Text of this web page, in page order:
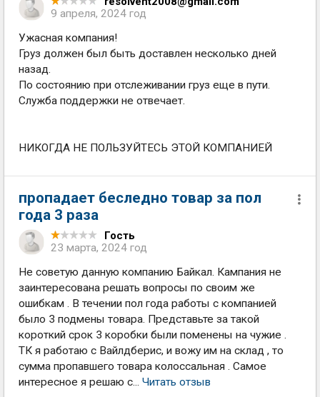
9 апреля, 2024 год
Ужасная компания!
Груз должен был быть доставлен несколько дней
назад.
По состоянию при отслеживании груз еще в пути.
Служба поддержки не отвечает.
НИКОГДА НЕ ПОЛЬЗУЙТЕСЬ ЭТОЙ КОМПАНИЕЙ
пропадает беследно товар за пол
года 3 раза
Гость
23 марта, 2024 год
Не советую данную компанию Байкал. Кампания не
заинтересована решать вопросы по своим же
ошибкам . В течении пол года работы с компанией
было 3 подмены товара. Представьте за такой
короткий срок 3 коробки были поменены на чужие .
ТК я работаю с Вайлдберис, и вожу им на склад , то
сумма пропавшего товара колоссальная . Самое
интересное я решаю с... Читать отзыв